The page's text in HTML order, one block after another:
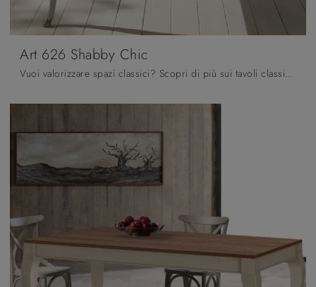
Art 626 Shabby Chic
Vuoi valorizzare spazi classici? Scopri di più sui tavoli classici allungabili: il modello da pranzo Art 626 Shabby Chic ti attende.